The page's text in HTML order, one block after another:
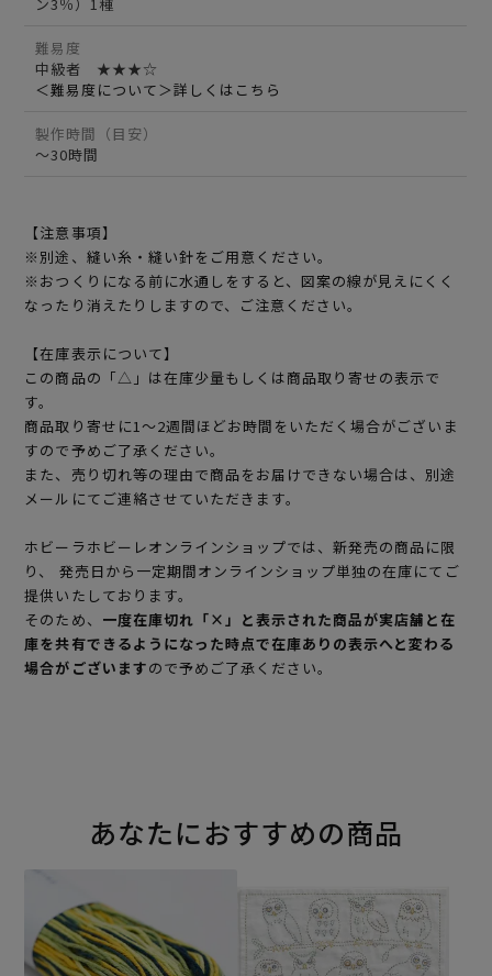
難易度
中級者 ★★★☆
＜難易度について＞詳しくはこちら
製作時間（目安）
～30時間
【注意事項】
※別途、縫い糸・縫い針をご用意ください。
※おつくりになる前に水通しをすると、図案の線が見えにくく
なったり消えたりしますので、ご注意ください。
【在庫表示について】
この商品の「△」は在庫少量もしくは商品取り寄せの表示で
す。
商品取り寄せに1～2週間ほどお時間をいただく場合がございま
すので予めご了承ください。
また、売り切れ等の理由で商品をお届けできない場合は、別途
メールにてご連絡させていただきます。
ホビーラホビーレオンラインショップでは、新発売の商品に限
り、 発売日から一定期間オンラインショップ単独の在庫にてご
提供いたしております。
そのため、 一度在庫切れ「×」と表示された商品が実店舗と在
庫を共有できるようになった時点で在庫ありの表示へと変わる
場合がございますので予めご了承ください。
あなたにおすすめの商品